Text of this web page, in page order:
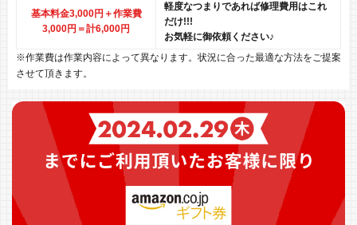
基本料金3,000円＋作業費
3,000円 ＝計6,000円
軽度なつまりであれば修理費用はこれ
だけ!!!
お気軽に御依頼ください♪
※作業費は作業内容によって異なります。状況に合った最適な方法をご提案
させて頂きます。